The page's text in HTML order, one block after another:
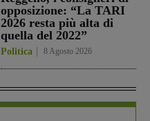
opposizione: “La TARI
2026 resta più alta di
quella del 2022”
Politica 8 Agosto 2026